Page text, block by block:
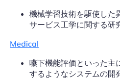
機械学習技術を駆使した
サービス工学に関する研
Medical
嚥下機能評価といった主
するようなシステムの開